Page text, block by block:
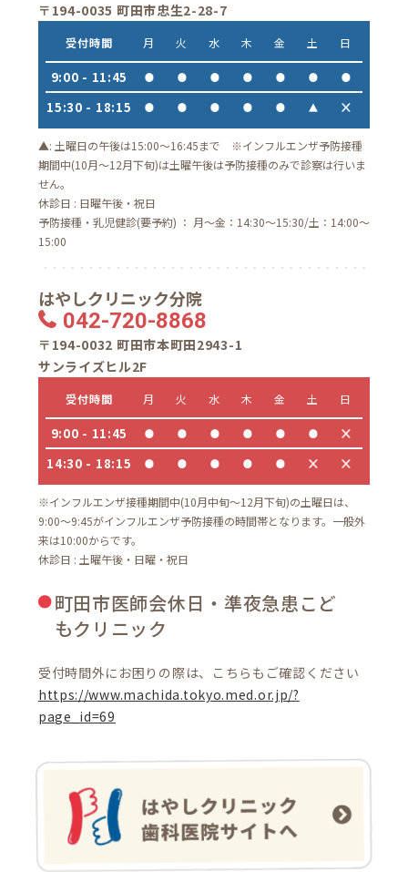
〒194-0035 町田市忠生2-28-7
受付時間 月 火 水 木 金 土 日
9:00 - 11:45
15:30 - 18:15
▲: 土曜日の午後は15:00～16:45まで ※インフルエンザ予防接種
期間中(10月～12月下旬)は土曜午後は予防接種のみで診察は行いま
せん。
休診日 : 日曜午後・祝日
予防接種・乳児健診(要予約) ： 月～金：14:30～15:30/土：14:00～
15:00
はやしクリニック分院
042-720-8868
〒194-0032 町田市本町田2943-1
サンライズヒル2F
受付時間 月 火 水 木 金 土 日
9:00 - 11:45
14:30 - 18:15
※インフルエンザ接種期間中(10月中旬～12月下旬)の土曜日は、
9:00～9:45がインフルエンザ予防接種の時間帯となります。一般外
来は10:00からです。
休診日 : 土曜午後・日曜・祝日
町田市医師会休日・準夜急患こど
もクリニック
受付時間外にお困りの際は、こちらもご確認ください
https://www.machida.tokyo.med.or.jp/?
page_id=69